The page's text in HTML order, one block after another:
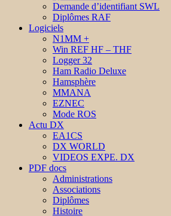
Demande d’identifiant SWL
Diplômes RAF
Logiciels
N1MM +
Win REF HF – THF
Logger 32
Ham Radio Deluxe
Hamsphère
MMANA
EZNEC
Mode ROS
Actu DX
EA1CS
DX WORLD
VIDEOS EXPE. DX
PDF docs
Administrations
Associations
Diplômes
Histoire